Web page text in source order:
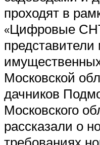
проходят в
«Цифровые
Московской
дачников
Московского
рассказали о